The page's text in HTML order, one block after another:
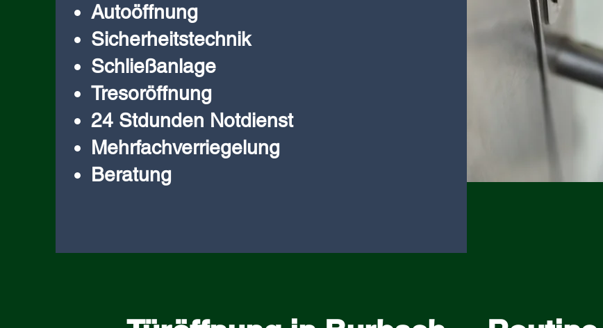
Autoöffnung
Sicherheitstechnik
Schließanlage
Tresoröffnung
24 Stdunden Notdienst
Mehrfachverriegelung
Beratung